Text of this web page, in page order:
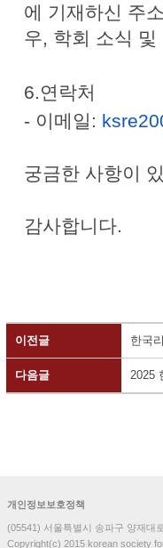
에 기재하신 주
우, 학회 소식
6.연락처
- 이메일:
궁금한 사항이
감사합니다.
이전글 한국
다음글 2025
개인정보보호정책
(05541) 서울특별시 송파구 양재대
Copyright(c) 2015 korean society